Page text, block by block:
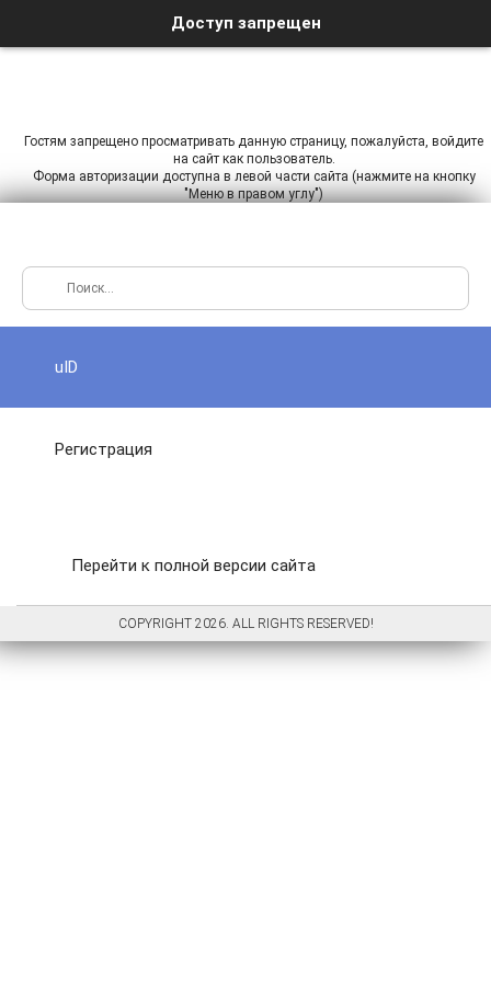
Доступ запрещен
Гостям запрещено просматривать данную страницу, пожалуйста, войдите
на сайт как пользователь.
Форма авторизации доступна в левой части сайта (нажмите на кнопку
"Меню в правом углу")
uID
Регистрация
Перейти к полной версии сайта
COPYRIGHT 2026. ALL RIGHTS RESERVED!